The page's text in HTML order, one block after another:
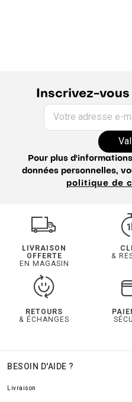
Inscrivez-
Votre adresse e-
Pour plus
données personnelles,
politique de
LIVRAISON
OFFERTE
EN MAGASIN
&
RETOURS
& ÉCHANGES
BESOIN D'AIDE ?
Livraison